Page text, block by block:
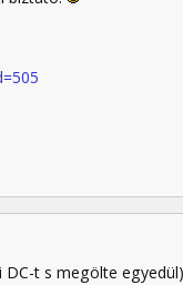
t s megölte